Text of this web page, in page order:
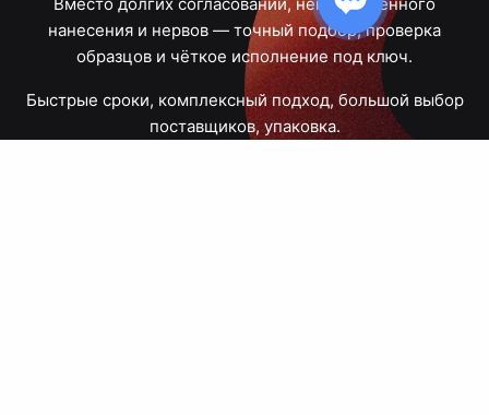
нанесения и нервов — точный подбор, проверка
образцов и чёткое исполнение под ключ.
Быстрые сроки, комплексный подход, большой выбор
поставщиков, упаковка.